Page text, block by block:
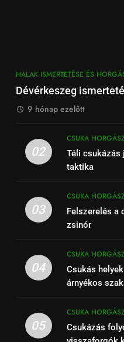
HALAK ISMERTETÉSE ÉS
Dévérkeszeg
9 hónap ezelőtt
02
CSUKA
Téli csukázás
taktika
03
CSUKA
Felszerelés a
zsinór
04
CSUKA
Csukás
árnyékos
05
CSUKA
Csukázás